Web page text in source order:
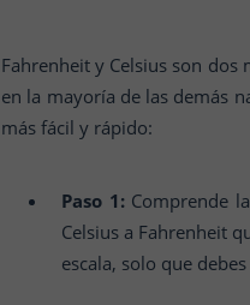
Fahrenheit y Celsius son dos
en la mayoría de las demás
más fácil y rápido:
Paso 1: Comprende
Celsius a Fahrenheit
escala, solo que